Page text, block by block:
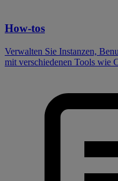
How-tos
Verwalten Sie Instanzen,
mit verschiedenen Tools wie